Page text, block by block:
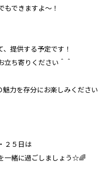
もできますよ～！
提供する予定です！
ち寄りください＾＾
魅力を存分にお楽しみください
２５日は
一緒に過ごしましょう☆🌈